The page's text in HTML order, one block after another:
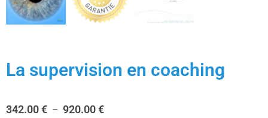
La supervision en coaching
342.00€ – 920.00€